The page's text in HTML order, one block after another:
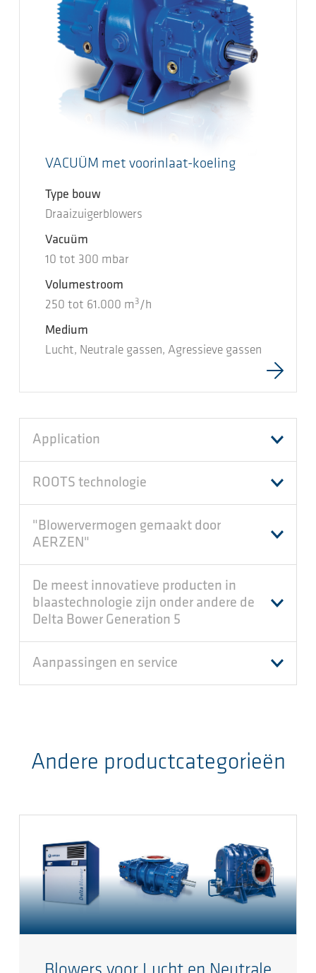
VACUÜM met voorinlaat-koeling
Type bouw
Draaizuigerblowers
Vacuüm
10 tot 300 mbar
Volumestroom
250 tot 61.000 m 3 /h
Medium
Lucht, Neutrale gassen, Agressieve gassen
Application
ROOTS technologie
"Blowervermogen gemaakt door
AERZEN"
De meest innovatieve producten in
blaastechnologie zijn onder andere de
Delta Bower Generation 5
Aanpassingen en service
Andere productcategorieën